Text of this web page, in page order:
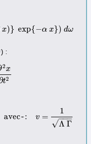
x)} exp{−α x}) dω
)} exp {−α x} ) dω
) :
2x
t2
∂t2
avec~: v =
1
Λ Γ
−−
−
√
v=1Λ Γ